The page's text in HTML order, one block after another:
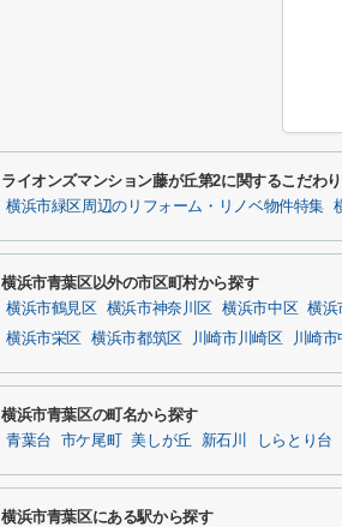
ライオンズマンション藤が丘第2に関するこだわ
横浜市緑区周辺のリフォーム・リノベ物件特集
横浜市青葉区以外の市区町村から探す
横浜市鶴見区 横浜市神奈川区 横浜市中区 横浜
横浜市栄区
横浜市都筑区 川崎市川崎区 川崎市
横浜市青葉区の町名から探す
青葉台 市ケ尾町 美しが丘 新石川 しらとり台
横浜市青葉区にある駅から探す